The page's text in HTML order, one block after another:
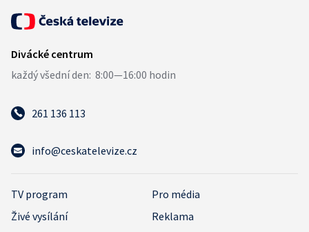
261 136 113
info@ceskatelevize.cz
TV program
Pro média
Živé vysílání
Reklama